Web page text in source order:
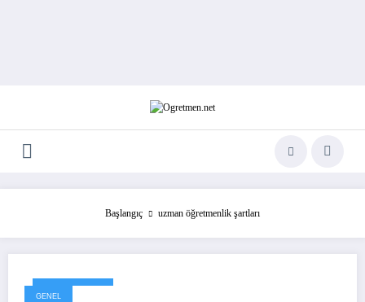
Başlangıç uzman öğretmenlik şartları
29 Kasım 2025
GENEL